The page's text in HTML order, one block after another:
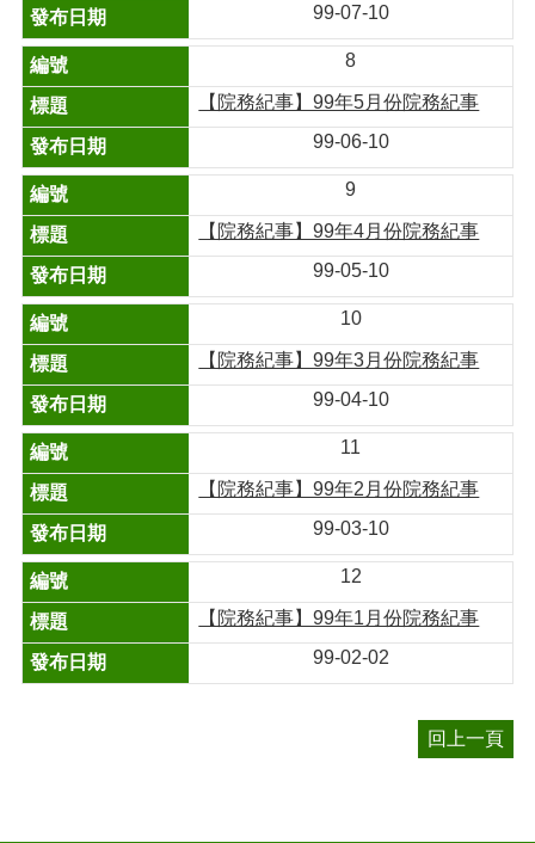
99-07-10
8
【院務紀事】99年5月份院務紀事
99-06-10
9
【院務紀事】99年4月份院務紀事
99-05-10
10
【院務紀事】99年3月份院務紀事
99-04-10
11
【院務紀事】99年2月份院務紀事
99-03-10
12
【院務紀事】99年1月份院務紀事
99-02-02
回上一頁